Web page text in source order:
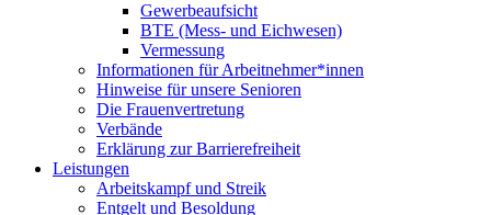
Gewer­be­auf­sicht
BTE (Mess- und Eichwesen)
Vermes­sung
Infor­ma­tionen für Arbeitnehmer*innen
Hinweise für unsere Senioren
Die Frau­en­ver­tre­tung
Verbände
Erklä­rung zur Barrierefreiheit
Leis­tungen
Arbeits­kampf und Streik
Entgelt und Besoldung